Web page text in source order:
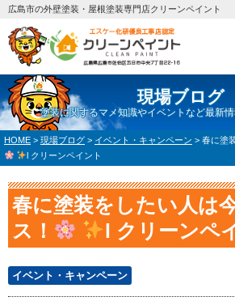
広島市の外壁塗装・屋根塗装専門店クリーンペイント
現場ブログ
塗装に関するマメ知識やイベントなど最新
HOME > 現場ブログ > イベント・キャンペーン > 春に塗
l クリーンペイント
春に塗装をしたい人は
ス！
l クリーンペ
イベント・キャンペーン